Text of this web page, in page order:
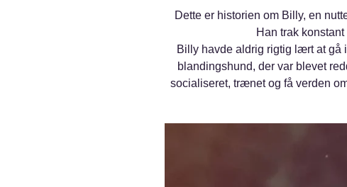
Dette er historien om Billy, en
Han trak
Billy havde aldrig rigtig lært at gå
blandingshund, der var blevet
socialiseret, trænet og få verden